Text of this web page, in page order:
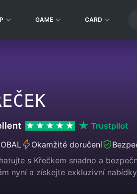
GAME CARD
Trustpilot
Okamžité doručení
s Křečkem snadno a
nyní a získejte exkluzivní